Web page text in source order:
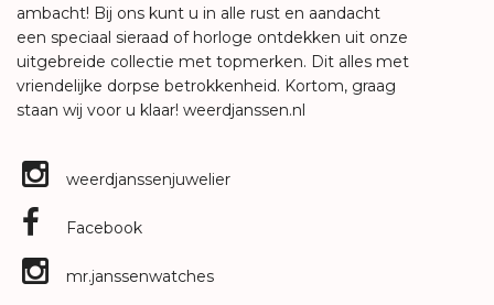
ambacht! Bij ons kunt u in alle rust en aandacht
een speciaal sieraad of horloge ontdekken uit onze
uitgebreide collectie met topmerken. Dit alles met
vriendelijke dorpse betrokkenheid. Kortom, graag
staan wij voor u klaar! weerdjanssen.nl
weerdjanssenjuwelier
Facebook
mr.janssenwatches